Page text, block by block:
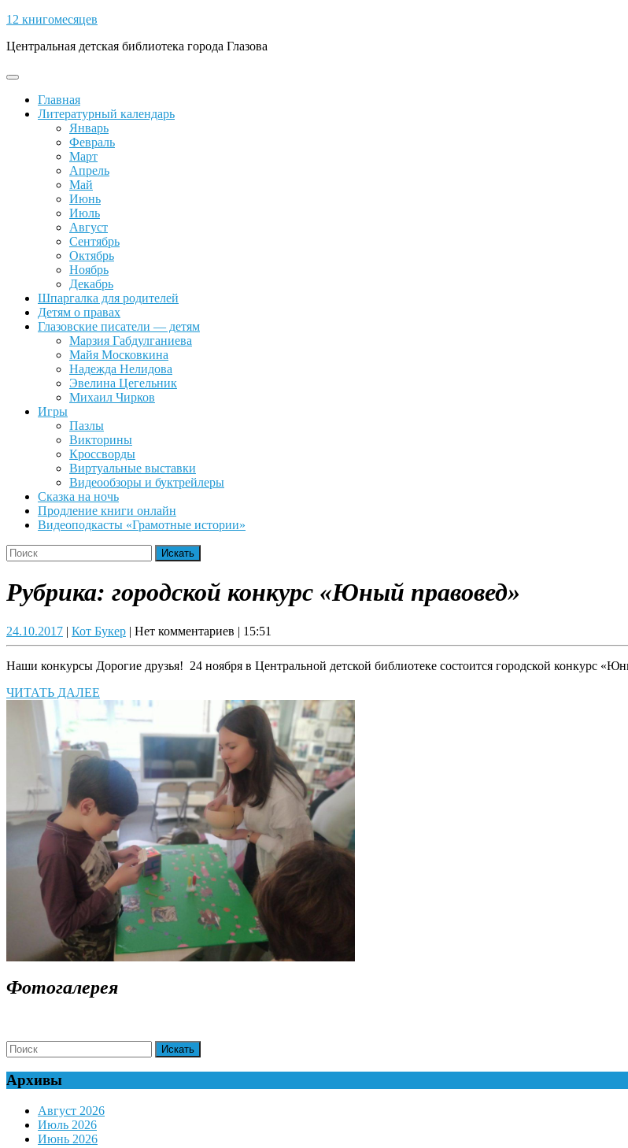
Skip
content
12 книгомесяцев
Центральная детская библиотека города Глазова
Open
ButtonГлавная
Литературный календарь
Январь
Февраль
Март
Апрель
Май
Июнь
Июль
Август
Сентябрь
Октябрь
Ноябрь
Декабрь
Шпаргалка для родителей
Детям о правах
Глазовские писатели — детям
Марзия Габдулганиева
Майя Московкина
Надежда Нелидова
Эвелина Цегельник
Михаил Чирков
Игры
Пазлы
Викторины
Кроссворды
Виртуальные выставки
Видеообзоры и буктрейлеры
Сказка на ночь
Продление книги онлайн
Видеоподкасты «Грамотные истории»
Close
Button
Search
for:
Рубрика: городской конкурс «Юный правовед»
24.10.201724.10.2017
| Кот БукерКот
Букер
| Нет комментариев | 15:51
Наши конкурсы Дорогие друзья! 24 ноября в Центральной детской библиотеке состоится городской конкурс
ЧИТАТЬ ДАЛЕЕ
ДАЛЕЕ
Фотогалерея
Search
for:
Архивы
Август 2026
Июль 2026
Июнь 2026